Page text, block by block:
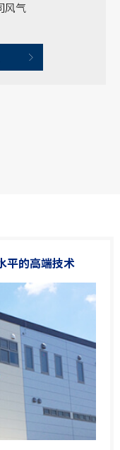
风气
平的高端技术